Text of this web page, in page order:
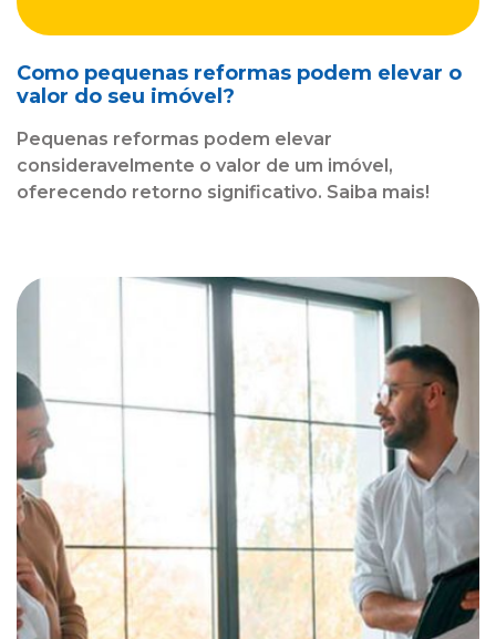
Como pequenas reformas podem elevar o
valor do seu imóvel?
Pequenas reformas podem elevar
consideravelmente o valor de um imóvel,
oferecendo retorno significativo. Saiba mais!